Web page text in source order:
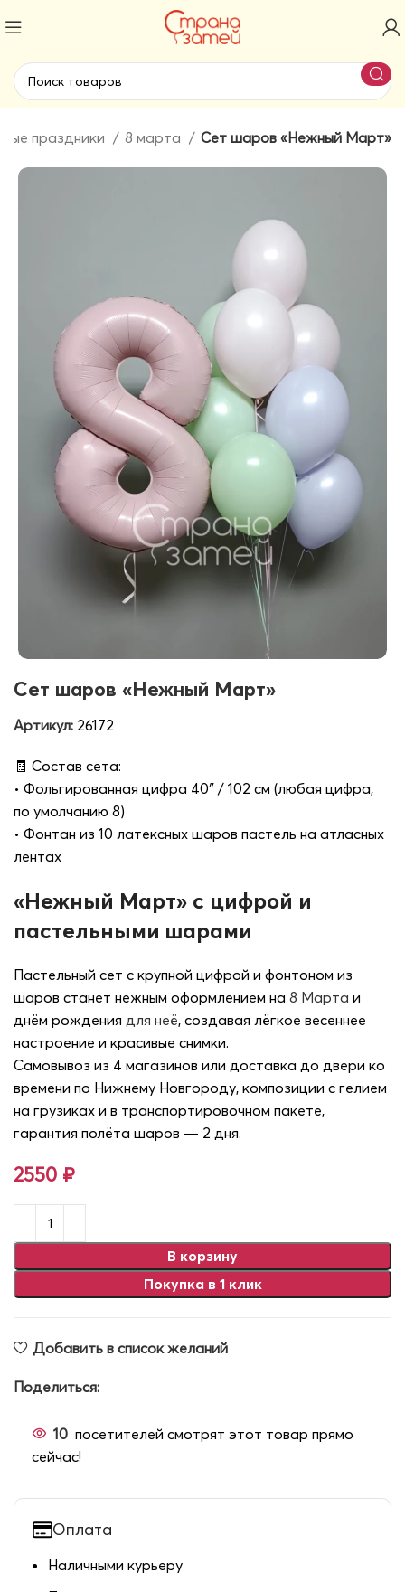
праздники 8 марта Сет шаров «Нежный Март»
Сет шаров «Нежный Март»
Артикул: 26172
🧾 Состав сета:
• Фольгированная цифра 40″ / 102 см (любая цифра,
по умолчанию 8)
• Фонтан из 10 латексных шаров пастель на атласных
лентах
«Нежный Март» с цифрой и
пастельными шарами
Пастельный сет с крупной цифрой и фонтоном из
шаров станет нежным оформлением на 8 Марта и
днём рождения для неё, создавая лёгкое весеннее
настроение и красивые снимки.
Самовывоз из 4 магазинов или доставка до двери ко
времени по Нижнему Новгороду, композиции с гелием
на грузиках и в транспортировочном пакете,
гарантия полёта шаров — 2 дня.
2550 ₽
В корзину
Покупка в 1 клик
Добавить в список желаний
Поделиться:
10 посетителей смотрят этот товар прямо
сейчас!
Оплата
Наличными курьеру